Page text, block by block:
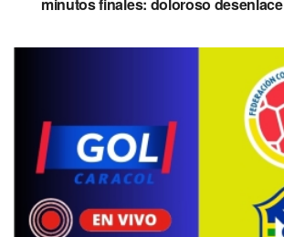
minutos finales: doloroso desenlace